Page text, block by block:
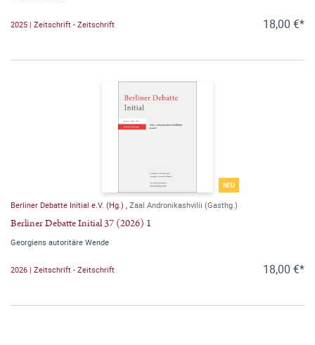
2025 | Zeitschrift - Zeitschrift 18,00 €*
NEU
Berliner Debatte Initial e.V. (Hg.) , Zaal Andronikashvilii (Gasthg.)
Berliner Debatte Initial 37 (2026) 1
Georgiens autoritäre Wende
2026 | Zeitschrift - Zeitschrift 18,00 €*